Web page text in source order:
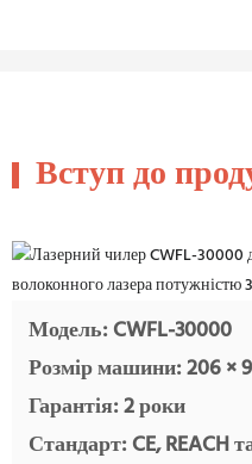
Вступ до
Модель: CWFL-30000
Розмір машини: 206 ×
Гарантія: 2 роки
Стандарт: CE, REACH